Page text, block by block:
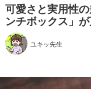
可愛さと実用性
ンチボックス」
ユキッ先生